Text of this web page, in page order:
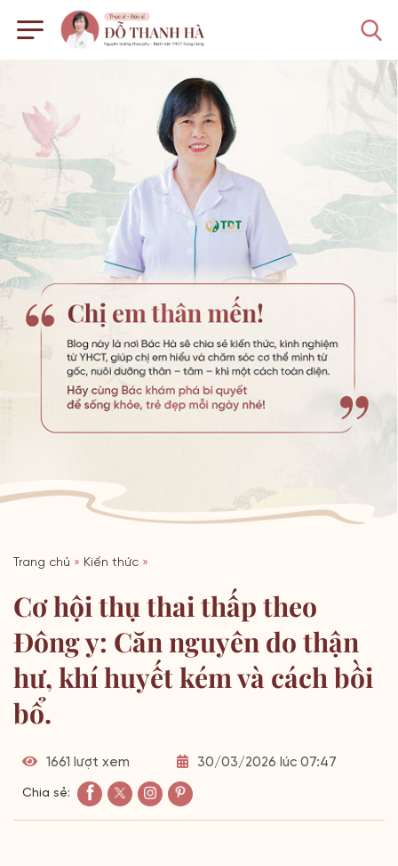
Trang chủ » Kiến thức »
Cơ hội thụ thai thấp theo
Đông y: Căn nguyên do thận
hư, khí huyết kém và cách bồi
bổ.
1661 lượt xem 30/03/2026 lúc 07:47
Chia sẻ: